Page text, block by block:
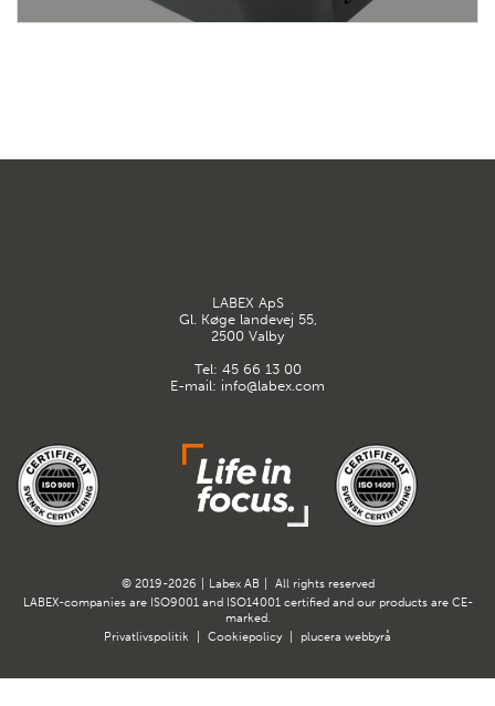
LABEX ApS
Gl. Køge landevej 55,
2500 Valby
Tel: 45 66 13 00
E-mail: info@labex.com
© 2019-2026 Labex AB
All rights reserved
LABEX-companies are ISO9001 and ISO14001 certified and our products are CE-
marked.
Privatlivspolitik
Cookiepolicy plucera webbyrå